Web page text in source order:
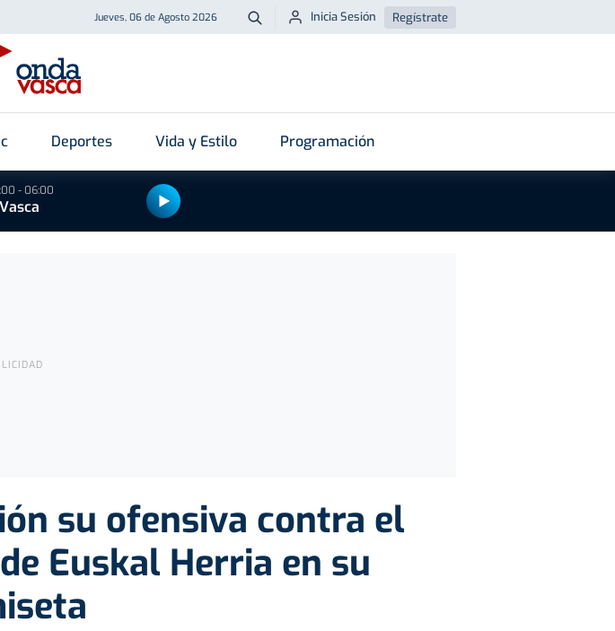
Jueves, 06 de Agosto 2026 Buscar
Inicia Sesión Regístrate
Deportes Vida y Estilo Programación
- 06:00
su ofensiva contra el
Euskal Herria en su